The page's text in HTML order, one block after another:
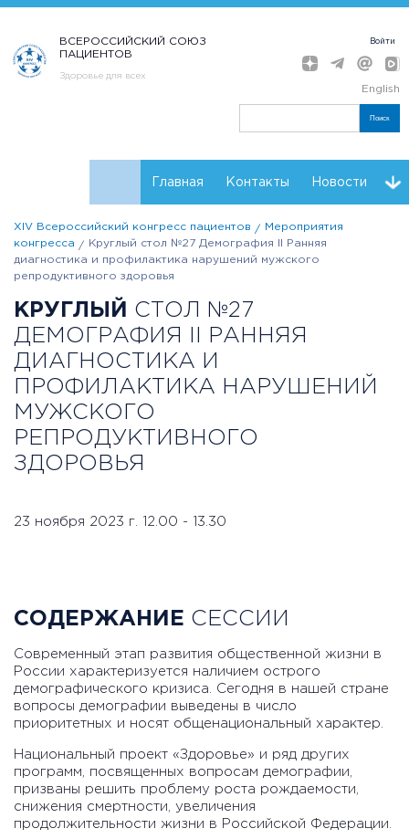
ВСЕРОССИЙСКИЙ СОЮЗ
ПАЦИЕНТОВ
Здоровье для всех
Войти
English
Поиск
Главная Контакты Новости
Расписание Мнения Партнеры Конгресса
XIV Всероссийский конгресс пациентов
Мероприятия
конгресса
Круглый стол №27 Демография II Ранняя
диагностика и профилактика нарушений мужского
репродуктивного здоровья
КРУГЛЫЙ
СТОЛ №27
ДЕМОГРАФИЯ II РАННЯЯ
ДИАГНОСТИКА И
ПРОФИЛАКТИКА НАРУШЕНИЙ
МУЖСКОГО
РЕПРОДУКТИВНОГО
ЗДОРОВЬЯ
23 ноября 2023 г. 12.00 - 13.30
СОДЕРЖАНИЕ СЕССИИ
Современный этап развития общественной жизни в
России характеризуется наличием острого
демографического кризиса. Сегодня в нашей стране
вопросы демографии выведены в число
приоритетных и носят общенациональный характер.
Национальный проект «Здоровье» и ряд других
программ, посвященных вопросам демографии,
призваны решить проблему роста рождаемости,
снижения смертности, увеличения
продолжительности жизни в Российской Федерации.